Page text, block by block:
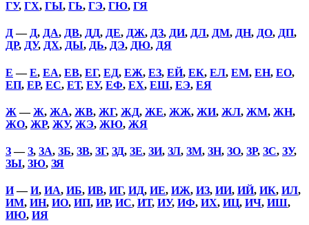
ГУ, ГХ, ГЫ, ГЬ, ГЭ, ГЮ, ГЯ
Д— Д, ДА, ДВ, ДД, ДЕ, ДЖ, ДЗ, ДИ, ДЛ, ДМ, ДН, ДО, ДП,
ДР, ДУ, ДХ, ДЫ, ДЬ, ДЭ, ДЮ, ДЯ
Е —Е, ЕА, ЕВ, ЕГ, ЕД, ЕЖ, ЕЗ, ЕЙ, ЕК, ЕЛ, ЕМ, ЕН, ЕО,
ЕП, ЕР, ЕС, ЕТ, ЕУ, ЕФ, ЕХ, ЕШ, ЕЭ, ЕЯ
Ж —Ж, ЖА, ЖВ, ЖГ, ЖД, ЖЕ, ЖЖ, ЖИ, ЖЛ, ЖМ, ЖН,
ЖО, ЖР, ЖУ, ЖЭ, ЖЮ, ЖЯ
З—З, ЗА, ЗБ, ЗВ, ЗГ, ЗД, ЗЕ, ЗИ, ЗЛ, ЗМ, ЗН, ЗО, ЗР, ЗС, ЗУ,
ЗЫ, ЗЮ, ЗЯ
И—И, ИА, ИБ, ИВ, ИГ, ИД, ИЕ, ИЖ, ИЗ, ИИ, ИЙ, ИК, ИЛ,
ИМ, ИН, ИО, ИП, ИР, ИС, ИТ, ИУ, ИФ, ИХ, ИЦ, ИЧ, ИШ,
ИЮ, ИЯ